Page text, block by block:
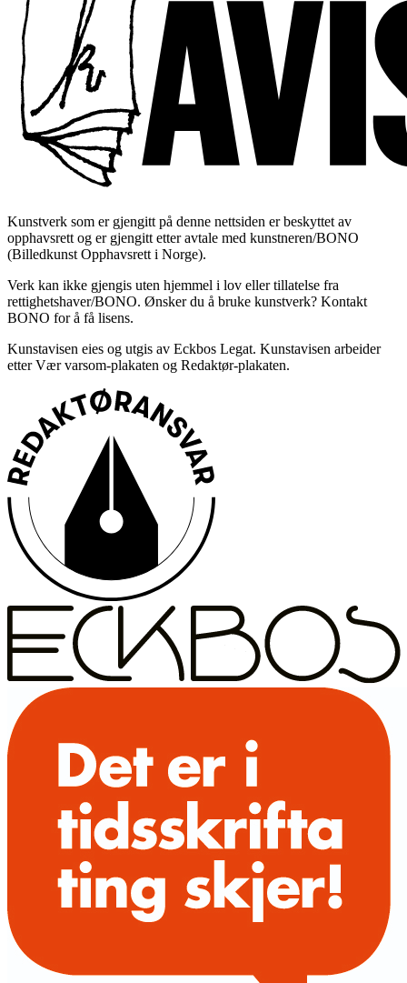
Kunstverk som er gjengitt på denne nettsiden er beskyttet av
opphavsrett og er gjengitt etter avtale med kunstneren/BONO
(Billedkunst Opphavsrett i Norge).
Verk kan ikke gjengis uten hjemmel i lov eller tillatelse fra
rettighetshaver/BONO. Ønsker du å bruke kunstverk? Kontakt
BONO for å få lisens.
Kunstavisen eies og utgis av Eckbos Legat. Kunstavisen arbeider
etter Vær varsom-plakaten og Redaktør-plakaten.